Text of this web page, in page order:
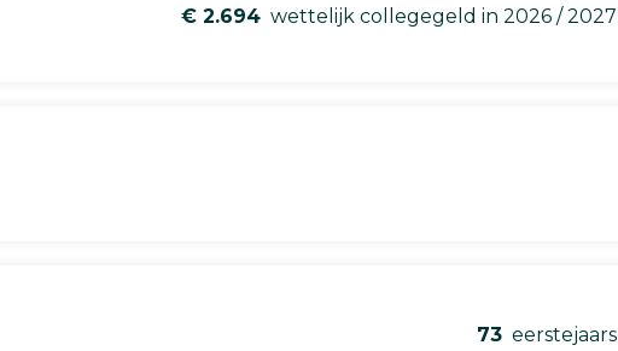
€ 2.694 wettelijk collegegeld in 2026 / 2027
73 eerstejaars